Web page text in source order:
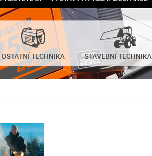
OSTATNÍ TECHNIKA STAVEBNÍ TECHNIKA